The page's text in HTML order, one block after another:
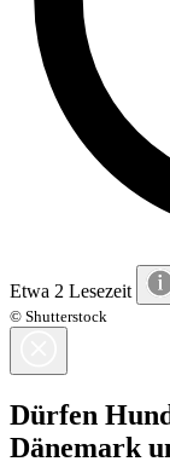
Etwa 2 Lesezeit
© Shutterstock
Dürfen
Dänemark